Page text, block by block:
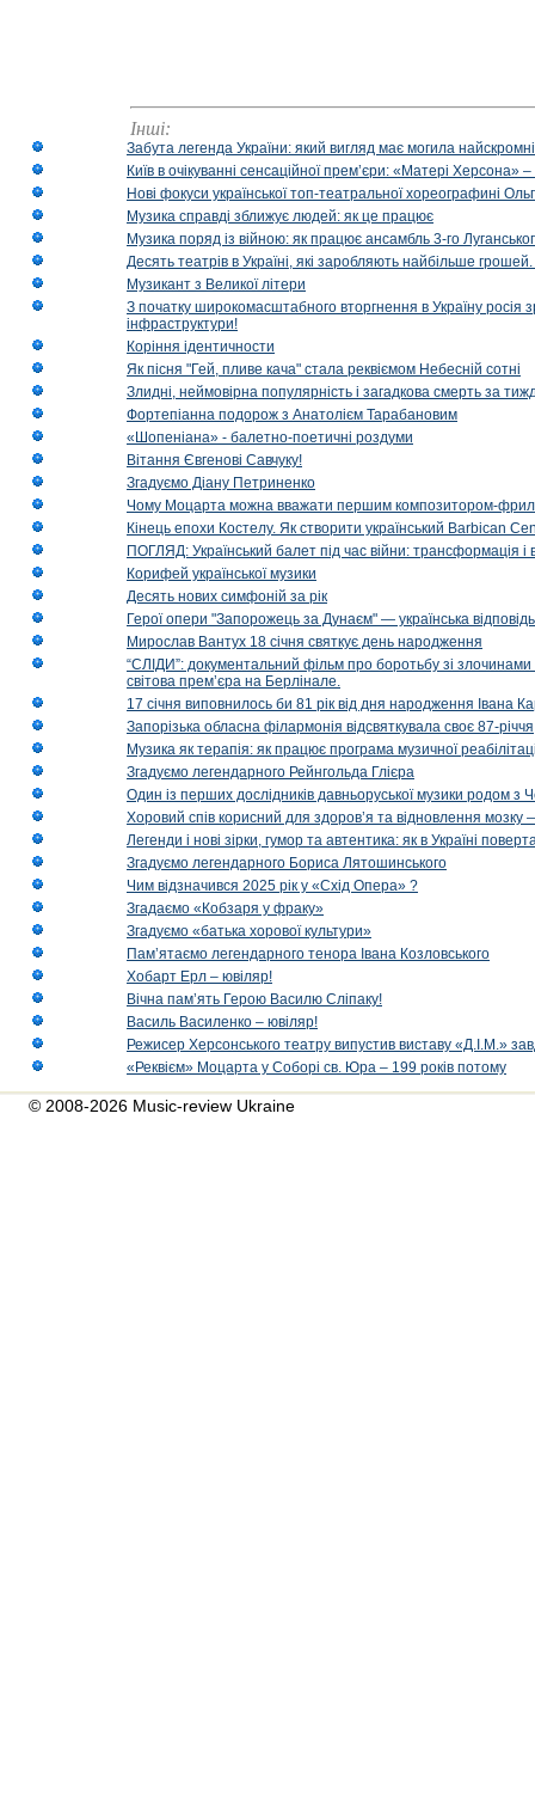
Інші:
Забута легенда України: який вигляд має могила
Київ в очікуванні сенсаційної прем’єри: «Матері
Нові фокуси української топ-театральної хореографині
Музика справді зближує людей: як це працює
Музика поряд із війною: як працює ансамбль 3-го
Десять театрів в Україні, які заробляють найбільше
Музикант з Великої літери
З початку широкомасштабного вторгнення в Україну росія
інфраструктури!
Коріння ідентичности
Як пісня "Гей, пливе кача" стала реквіємом Небесній сотні
Злидні, неймовірна популярність і загадкова смерть за
Фортепіанна подорож з Анатолієм Тарабановим
«Шопеніана» - балетно-поетичні роздуми
Вітання Євгенові Савчуку!
Згадуємо Діану Петриненко
Чому Моцарта можна вважати першим композитором-
Кінець епохи Костелу. Як створити український Barbican
ПОГЛЯД: Український балет під час війни: трансформація і
Корифей української музики
Десять нових симфоній за рік
Герої опери "Запорожець за Дунаєм" — українська
Мирослав Вантух 18 січня святкує день народження
“СЛІДИ”: документальний фільм про боротьбу зі
світова прем’єра на Берлінале.
17 січня виповнилось би 81 рік від дня народження Івана
Запорізька обласна філармонія відсвяткувала своє 87-річчя
Музика як терапія: як працює програма музичної
Згадуємо легендарного Рейнгольда Глієра
Один із перших дослідників давньоруської музики родом з
Хоровий спів корисний для здоров’я та відновлення мозку
Легенди і нові зірки, гумор та автентика: як в Україні
Згадуємо легендарного Бориса Лятошинського
Чим відзначився 2025 рік у «Схід Опера» ?
Згадаємо «Кобзаря у фраку»
Згадуємо «батька хорової культури»
Пам’ятаємо легендарного тенора Івана Козловського
Хобарт Ерл – ювіляр!
Вічна пам’ять Герою Василю Сліпаку!
Василь Василенко – ювіляр!
Режисер Херсонського театру випустив виставу «Д.І.М.»
«Реквієм» Моцарта у Соборі св. Юра – 199 років потому
© 2008-2026 Music-review Ukraine